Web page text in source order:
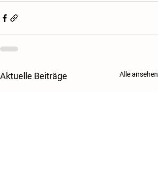
Aktuelle Beiträge Alle ansehen